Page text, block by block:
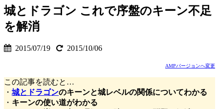
城とドラゴン これで序盤のキーン不足
を解消
2015/07/19 2015/10/06
AMPバージョンへ変更
この記事を読むと…
・ 城とドラゴンのキーンと城レベルの関係についてわかる
・ キーンの使い道がわかる